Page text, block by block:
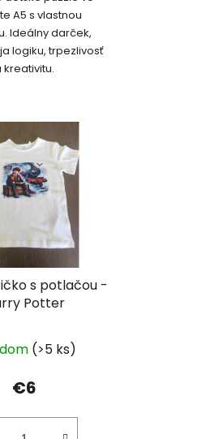
A5 s vlastnou
Ideálny darček,
logiku, trpezlivosť
kreativitu.
s potlačou -
Potter
(>5 ks)
€6